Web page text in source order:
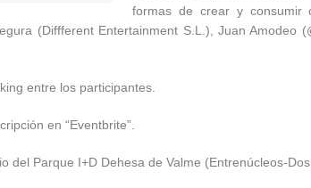
formas de crear y consumir
(Diffferent Entertainment S.L.), Juan Amodeo
entre los participantes.
en “Eventbrite”.
del Parque I+D Dehesa de Valme (Entrenúcleos-